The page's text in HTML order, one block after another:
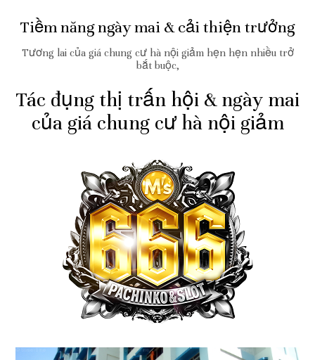
Tiềm năng ngày mai & cải thiện trưởng
Tương lai của giá chung cư hà nội giảm hẹn hẹn nhiều trở
bắt buộc,
Tác đụng thị trấn hội & ngày mai
của giá chung cư hà nội giảm